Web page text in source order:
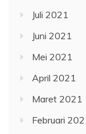
Juli 2021
Juni 2021
Mei 2021
April 2021
Maret 2021
Februari